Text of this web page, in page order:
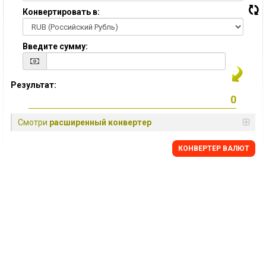
Конвертировать в:
Введите сумму:
Результат:
Смотри расширенный конвертер
КОНВЕРТЕР ВАЛЮТ